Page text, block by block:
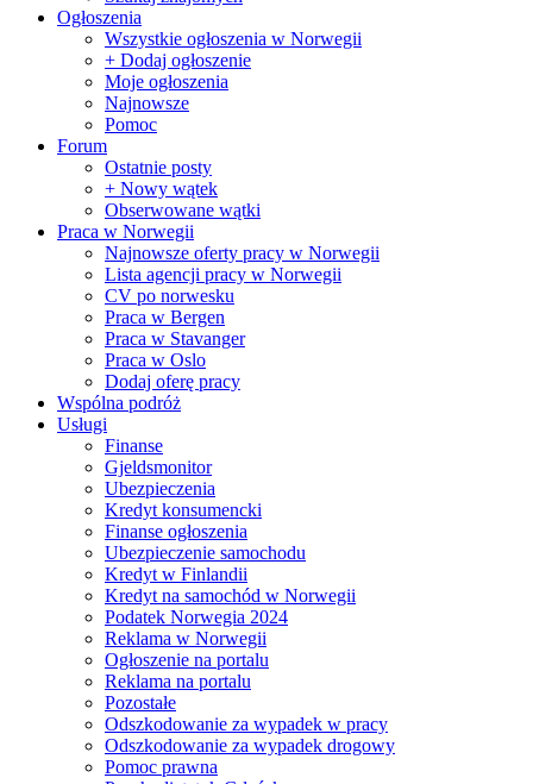
Ogłoszenia
Wszystkie ogłoszenia w Norwegii
+ Dodaj ogłoszenie
Moje ogłoszenia
Najnowsze
Pomoc
Forum
Ostatnie posty
+ Nowy wątek
Obserwowane wątki
Praca w Norwegii
Najnowsze oferty pracy w Norwegii
Lista agencji pracy w Norwegii
CV po norwesku
Praca w Bergen
Praca w Stavanger
Praca w Oslo
Dodaj oferę pracy
Wspólna podróż
Usługi
Finanse
Gjeldsmonitor
Ubezpieczenia
Kredyt konsumencki
Finanse ogłoszenia
Ubezpieczenie samochodu
Kredyt w Finlandii
Kredyt na samochód w Norwegii
Podatek Norwegia 2024
Reklama w Norwegii
Ogłoszenie na portalu
Reklama na portalu
Pozostałe
Odszkodowanie za wypadek w pracy
Odszkodowanie za wypadek drogowy
Pomoc prawna